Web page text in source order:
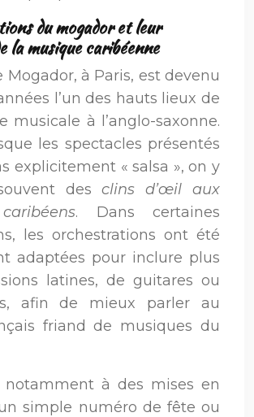
du mogador et leur
la musique caribéenne
Mogador, à Paris, est devenu
l’un des hauts lieux de
musicale à l’anglo-saxonne.
les spectacles présentés
explicitement « salsa », on y
desclins d’œil aux
. Dans certaines
les orchestrations ont été
adaptées pour inclure plus
latines, de guitares ou
afin de mieux parler au
friand de musiques du
notamment à des mises en
simple numéro de fête ou